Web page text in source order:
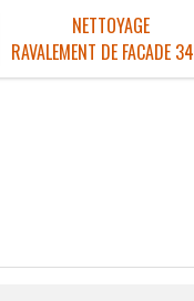
NETTOYAGE
RAVALEMENT DE FACADE 34